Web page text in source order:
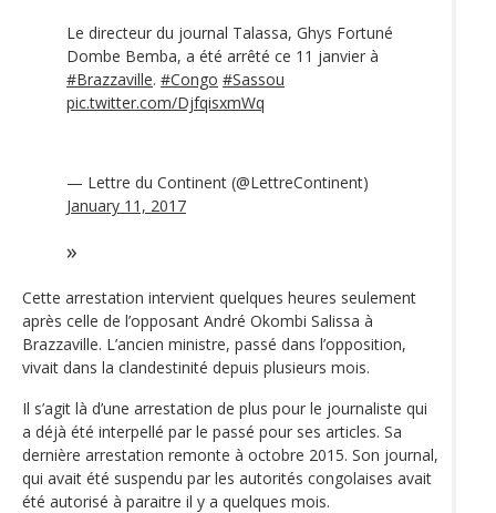
Le directeur du journal Talassa, Ghys Fortuné
Dombe Bemba, a été arrêté ce 11 janvier à
#Brazzaville. #Congo #Sassou
pic.twitter.com/DjfqisxmWq
— Lettre du Continent (@LettreContinent)
January 11, 2017
Cette arrestation intervient quelques heures seulement
après celle de l’opposant André Okombi Salissa à
Brazzaville. L’ancien ministre, passé dans l’opposition,
vivait dans la clandestinité depuis plusieurs mois.
Il s’agit là d’une arrestation de plus pour le journaliste qui
a déjà été interpellé par le passé pour ses articles. Sa
dernière arrestation remonte à octobre 2015. Son journal,
qui avait été suspendu par les autorités congolaises avait
été autorisé à paraitre il y a quelques mois.